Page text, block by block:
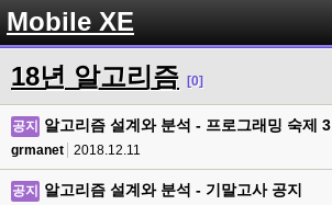
Mobile XE
18년 알고리즘 [0]
공지 알고리즘 설계와 분석 - 프로그래밍 숙제 3
grmanet 2018.12.11
공지 알고리즘 설계와 분석 - 기말고사 공지